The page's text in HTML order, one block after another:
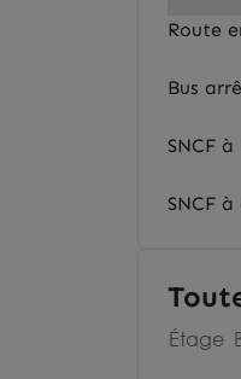
Route
Bus
SNCF
SNCF
Étage